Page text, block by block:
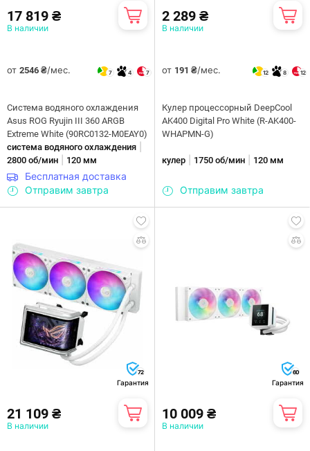
17 819 ₴
В наличии
от 2546 ₴/мес. 7 4 7
Система водяного охлаждения
Asus ROG Ryujin III 360 ARGB
Extreme White (90RC0132-M0EAY0)
система водяного охлаждения
2800 об/мин 120 мм
Бесплатная доставка
Отправим завтра
2 289 ₴
В наличии
от 191 ₴/мес. 12 8 12
Кулер процессорный DeepCool
AK400 Digital Pro White (R-AK400-
WHAPMN-G)
кулер 1750 об/мин 120 мм
Отправим завтра
72
Гарантия
21 109 ₴
В наличии
60
Гарантия
10 009 ₴
В наличии